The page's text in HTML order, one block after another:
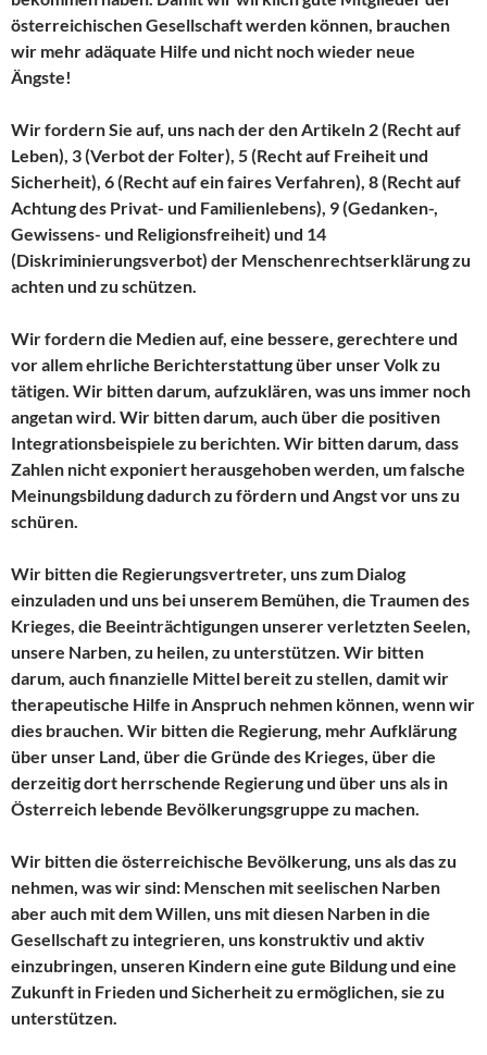
österreichischen Gesellschaft werden können, brauchen
wir mehr adäquate Hilfe und nicht noch wieder neue
Ängste!
Wir fordern Sie auf, uns nach der den Artikeln 2 (Recht auf
Leben), 3 (Verbot der Folter), 5 (Recht auf Freiheit und
Sicherheit), 6 (Recht auf ein faires Verfahren), 8 (Recht auf
Achtung des Privat- und Familienlebens), 9 (Gedanken-,
Gewissens- und Religionsfreiheit) und 14
(Diskriminierungsverbot) der Menschenrechtserklärung zu
achten und zu schützen.
Wir fordern die Medien auf, eine bessere, gerechtere und
vor allem ehrliche Berichterstattung über unser Volk zu
tätigen. Wir bitten darum, aufzuklären, was uns immer noch
angetan wird. Wir bitten darum, auch über die positiven
Integrationsbeispiele zu berichten. Wir bitten darum, dass
Zahlen nicht exponiert herausgehoben werden, um falsche
Meinungsbildung dadurch zu fördern und Angst vor uns zu
schüren.
Wir bitten die Regierungsvertreter, uns zum Dialog
einzuladen und uns bei unserem Bemühen, die Traumen des
Krieges, die Beeinträchtigungen unserer verletzten Seelen,
unsere Narben, zu heilen, zu unterstützen. Wir bitten
darum, auch finanzielle Mittel bereit zu stellen, damit wir
therapeutische Hilfe in Anspruch nehmen können, wenn wir
dies brauchen. Wir bitten die Regierung, mehr Aufklärung
über unser Land, über die Gründe des Krieges, über die
derzeitig dort herrschende Regierung und über uns als in
Österreich lebende Bevölkerungsgruppe zu machen.
Wir bitten die österreichische Bevölkerung, uns als das zu
nehmen, was wir sind: Menschen mit seelischen Narben
aber auch mit dem Willen, uns mit diesen Narben in die
Gesellschaft zu integrieren, uns konstruktiv und aktiv
einzubringen, unseren Kindern eine gute Bildung und eine
Zukunft in Frieden und Sicherheit zu ermöglichen, sie zu
unterstützen.